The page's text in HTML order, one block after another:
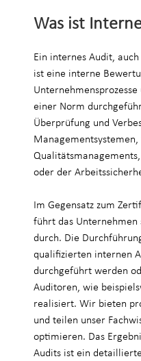
Was ist
Ein internes Audit,
ist eine interne
einer Norm
Überprüfung und
oder der
Im Gegensatz zum
führt das
durch. Die
qualifizierten internen
durchgeführt werden
Auditoren, wie
realisiert. Wir bieten
und teilen unser
optimieren. Das
Audits ist ein